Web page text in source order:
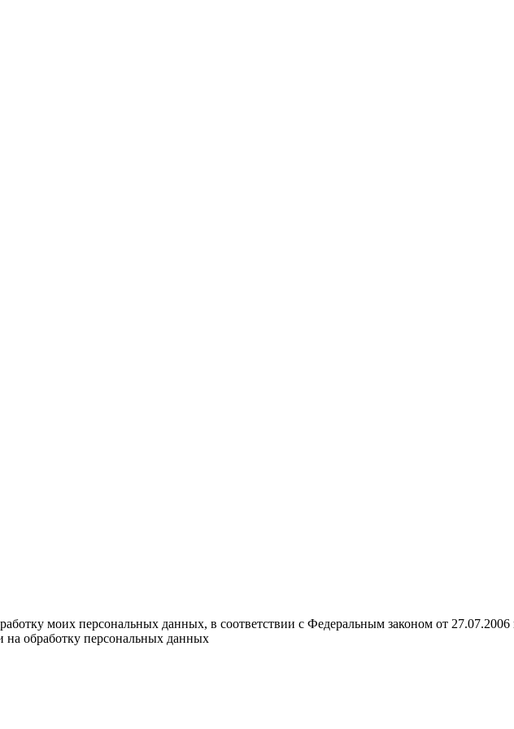
моих персональных данных, в соответствии с Федеральным законом от
на обработку персональных данных